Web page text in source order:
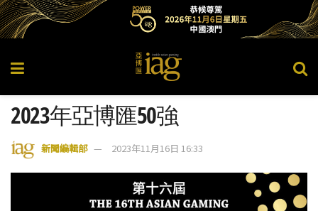
2023年亞博匯50強
新聞編輯部 2023年11月16日 16:33